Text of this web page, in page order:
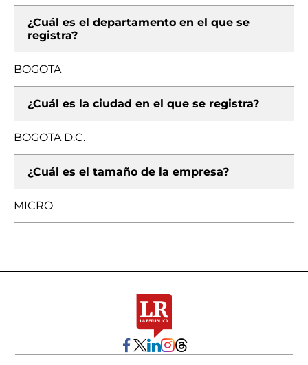
¿Cuál es el departamento en el que se
registra?
BOGOTA
¿Cuál es la ciudad en el que se registra?
BOGOTA D.C.
¿Cuál es el tamaño de la empresa?
MICRO